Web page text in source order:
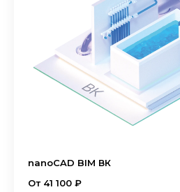
nanoCAD BIM ВК
От 41 100 ₽